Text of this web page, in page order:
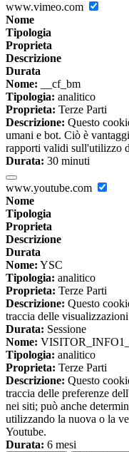
www.vimeo.com
Nome
Tipologia
Proprieta
Descrizione
Durata
Nome: __cf_bm
Tipologia: analitico
Proprieta: Terze Parti
Descrizione: Questo
umani e bot. Ciò è
rapporti validi sull'utilizzo
Durata: 30 minuti
www.youtube.com
Nome
Tipologia
Proprieta
Descrizione
Durata
Nome: YSC
Tipologia: analitico
Proprieta: Terze Parti
Descrizione: Questo
traccia delle
Durata: Sessione
Nome:
Tipologia: analitico
Proprieta: Terze Parti
Descrizione: Questo
traccia delle preferenze
nei siti; può anche
utilizzando la nuova o la
Youtube.
Durata: 6 mesi